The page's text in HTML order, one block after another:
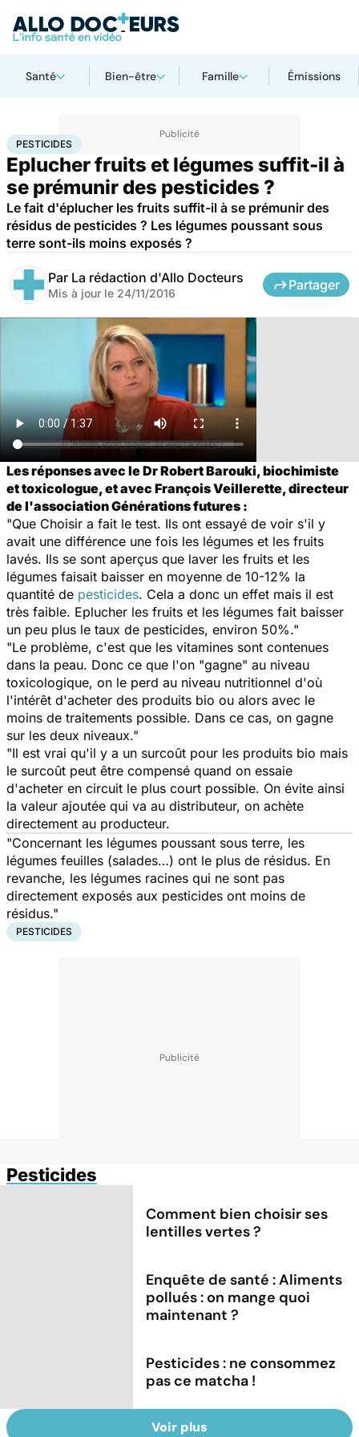
Santé Bien-être Famille Émissions
AccueilSanté Pesticides
PESTICIDES
Eplucher fruits et légumes suffit-il à
se prémunir des pesticides ?
Le fait d'éplucher les fruits suffit-il à se prémunir des
résidus de pesticides ? Les légumes poussant sous
terre sont-ils moins exposés ?
Par La rédaction d'Allo Docteurs
Mis à jour le 24/11/2016
Partager
Les réponses avec le Dr Robert Barouki, biochimiste
et toxicologue, et avec François Veillerette, directeur
de l'association Générations futures :
"Que Choisir a fait le test. Ils ont essayé de voir s'il y
avait une différence une fois les légumes et les fruits
lavés. Ils se sont aperçus que laver les fruits et les
légumes faisait baisser en moyenne de 10-12% la
quantité de pesticides. Cela a donc un effet mais il est
très faible. Eplucher les fruits et les légumes fait baisser
un peu plus le taux de pesticides, environ 50%."
"Le problème, c'est que les vitamines sont contenues
dans la peau. Donc ce que l'on "gagne" au niveau
toxicologique, on le perd au niveau nutritionnel d'où
l'intérêt d'acheter des produits bio ou alors avec le
moins de traitements possible. Dans ce cas, on gagne
sur les deux niveaux."
"Il est vrai qu'il y a un surcoût pour les produits bio mais
le surcoût peut être compensé quand on essaie
d'acheter en circuit le plus court possible. On évite ainsi
la valeur ajoutée qui va au distributeur, on achète
directement au producteur.
"Concernant les légumes poussant sous terre, les
légumes feuilles (salades…) ont le plus de résidus. En
revanche, les légumes racines qui ne sont pas
directement exposés aux pesticides ont moins de
résidus."
PESTICIDES
Pesticides
Comment bien choisir ses
lentilles vertes ?
Enquête de santé : Aliments
pollués : on mange quoi
maintenant ?
Pesticides : ne consommez
pas ce matcha !
Voir plus